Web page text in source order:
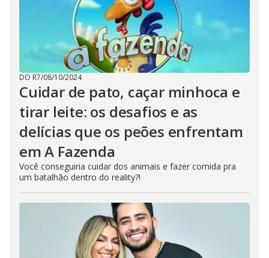
DO R7/08/10/2024
Cuidar de pato, caçar minhoca e
tirar leite: os desafios e as
delícias que os peões enfrentam
em A Fazenda
Você conseguiria cuidar dos animais e fazer comida pra
um batalhão dentro do reality?!